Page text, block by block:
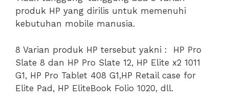
produk HP yang dirilis untuk memenuhi
kebutuhan mobile manusia.
8 Varian produk HP tersebut yakni : HP Pro
Slate 8 dan HP Pro Slate 12, HP Elite x2 1011
G1, HP Pro Tablet 408 G1,HP Retail case for
Elite Pad, HP EliteBook Folio 1020, dll.